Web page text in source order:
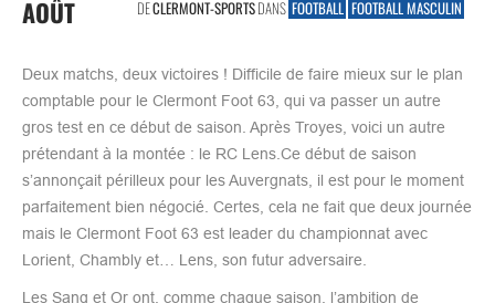
AOÛT DECLERMONT-SPORTSDANS FOOTBALL FOOTBALL MASCULIN
Deux matchs, deux victoires ! Difficile de faire mieux sur le plan
comptable pour le Clermont Foot 63, qui va passer un autre
gros test en ce début de saison. Après Troyes, voici un autre
prétendant à la montée : le RC Lens.Ce début de saison
s’annonçait périlleux pour les Auvergnats, il est pour le moment
parfaitement bien négocié. Certes, cela ne fait que deux journée
mais le Clermont Foot 63 est leader du championnat avec
Lorient, Chambly et… Lens, son futur adversaire.
Les Sang et Or ont, comme chaque saison, l’ambition de